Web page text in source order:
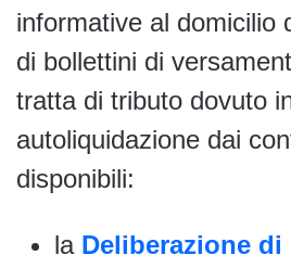
informative al domicilio
di bollettini di
tratta di tributo dovuto
autoliquidazione dai
disponibili:
la Deliberazione